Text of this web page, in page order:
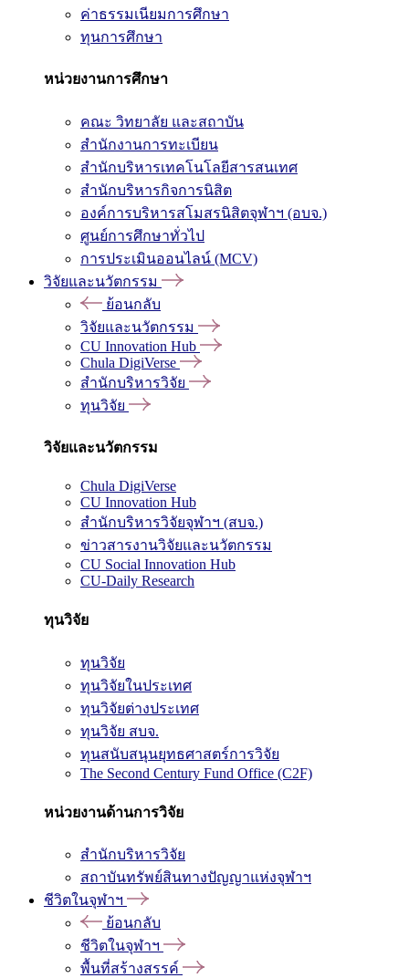
ค่าธรรมเนียมการศึกษา
ทุนการศึกษา
หน่วยงานการศึกษา
คณะ วิทยาลัย และสถาบัน
สำนักงานการทะเบียน
สำนักบริหารเทคโนโลยีสารสนเทศ
สำนักบริหารกิจการนิสิต
องค์การบริหารสโมสรนิสิตจุฬาฯ (อบจ.)
ศูนย์การศึกษาทั่วไป
การประเมินออนไลน์ (MCV)
วิจัยและนวัตกรรม
ย้อนกลับ
วิจัยและนวัตกรรม
CU Innovation Hub
Chula DigiVerse
สำนักบริหารวิจัย
ทุนวิจัย
วิจัยและนวัตกรรม
Chula DigiVerse
CU Innovation Hub
สำนักบริหารวิจัยจุฬาฯ (สบจ.)
ข่าวสารงานวิจัยและนวัตกรรม
CU Social Innovation Hub
CU-Daily Research
ทุนวิจัย
ทุนวิจัย
ทุนวิจัยในประเทศ
ทุนวิจัยต่างประเทศ
ทุนวิจัย สบจ.
ทุนสนับสนุนยุทธศาสตร์การวิจัย
The Second Century Fund Office (C2F)
หน่วยงานด้านการวิจัย
สำนักบริหารวิจัย
สถาบันทรัพย์สินทางปัญญาแห่งจุฬาฯ
ชีวิตในจุฬาฯ
ย้อนกลับ
ชีวิตในจุฬาฯ
พื้นที่สร้างสรรค์